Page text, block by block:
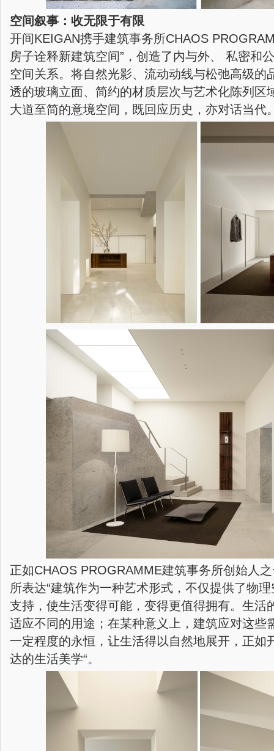
空间叙事：收无限于有限
开间KEIGAN携手建筑事务所CHAOS
房子诠释新建筑空间”，创造了内与外、 私密和
空间关系。将自然光影、流动动线与松弛高级的
透的玻璃立面、简约的材质层次与艺术化陈列区
大道至简的意境空间，既回应历史，亦对话当代
正如CHAOS PROGRAMME建筑事务所创始人
所表达“建筑作为一种艺术形式，不仅提供了物
支持，使生活变得可能，变得更值得拥有。生活
适应不同的用途；在某种意义上，建筑应对这些
一定程度的永恒，让生活得以自然地展开，正如
达的生活美学“。